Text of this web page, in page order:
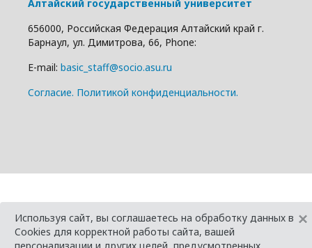
Алтайский государственный университет
656000, Российская Федерация Алтайский край г.
Барнаул, ул. Димитрова, 66, Phone:
E-mail: basic_staff@socio.asu.ru
Cогласие. Политикой конфиденциальности.
Используя сайт, вы соглашаетесь на обработку данных в
Cookies для корректной работы сайта, вашей
×